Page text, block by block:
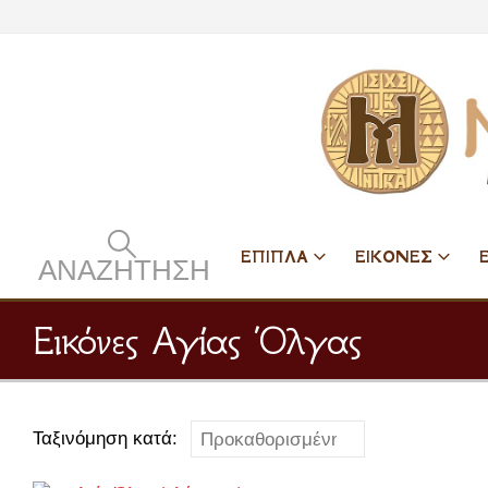
ΑΝΑΖΉΤΗΣΗ ΕΠΙΠΛΑ ΕΙΚΟΝΕΣ
Εικόνες Αγίας Όλγας
Ταξινόμηση κατά: